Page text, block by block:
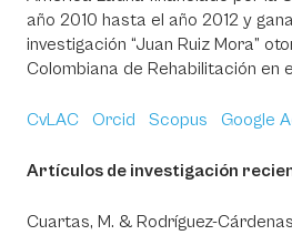
año 2010 hasta el año 2012 y
investigación “Juan Ruiz Mora”
Colombiana de Rehabilitación en
CvLAC Orcid Scopus Google
Artículos de investigación
Cuartas, M. & Rodríguez-